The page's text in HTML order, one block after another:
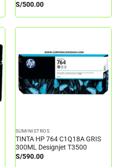
S/500.00
SUMINISTROS
TINTA HP 764 C1Q18A GRIS
300ML Designjet T3500
S/590.00